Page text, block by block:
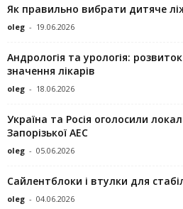
Як правильно вибрати дитяче
oleg - 19.06.2026
Андрологія та урологія:
значення лікарів
oleg - 18.06.2026
Україна та Росія оголосили
Запорізької АЕС
oleg - 05.06.2026
Сайлентблоки і втулки для
oleg - 04.06.2026